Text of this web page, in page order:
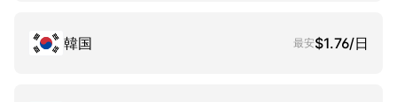
韓国 最安$1.76/日